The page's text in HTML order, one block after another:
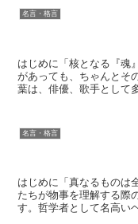
名言・格言
はじめに「核となる『魂
があっても、ちゃんとそ
葉は、俳優、歌手として
名言・格言
はじめに「真なるものは
たちが物事を理解する際
す。哲学者として名高い